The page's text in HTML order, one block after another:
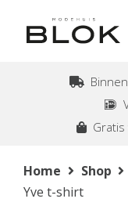
Gratis
Home Shop
Yve t-shirt